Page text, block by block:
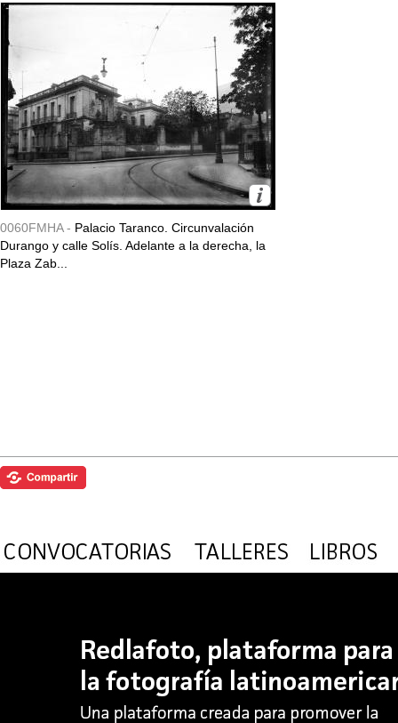
0060FMHA - Palacio Taranco. Circunvalación
Durango y calle Solís. Adelante a la derecha, la
Plaza Zab...